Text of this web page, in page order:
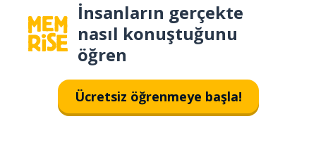
İnsanların gerçekte
nasıl konuştuğunu
öğren
Ücretsiz öğrenmeye başla!